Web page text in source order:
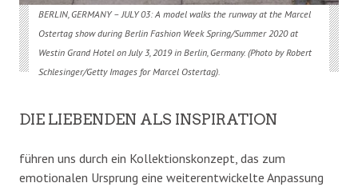
BERLIN, GERMANY – JULY 03: A model walks the runway at the Marcel
Ostertag show during Berlin Fashion Week Spring/Summer 2020 at
Westin Grand Hotel on July 3, 2019 in Berlin, Germany. (Photo by Robert
Schlesinger/Getty Images for Marcel Ostertag).
DIE LIEBENDEN ALS INSPIRATION
führen uns durch ein Kollektionskonzept, das zum
emotionalen Ursprung eine weiterentwickelte Anpassung